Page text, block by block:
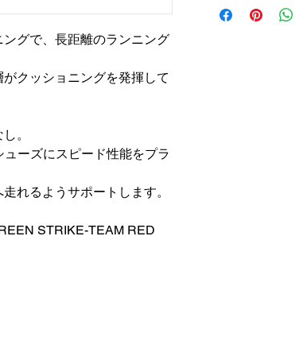
グで、長距離のランニング
クッショニングを発揮して
。
ーズにスピード性能をプラ
れるようサポートします。
STRIKE-TEAM RED
以内の返信を心がけ